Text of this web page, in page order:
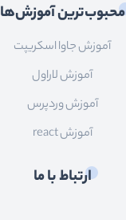
محبوب‌ترین آموزش‌ها
آموزش جاوا اسکریپت
آموزش لاراول
آموزش وردپرس
آموزش react
ارتباط با ما